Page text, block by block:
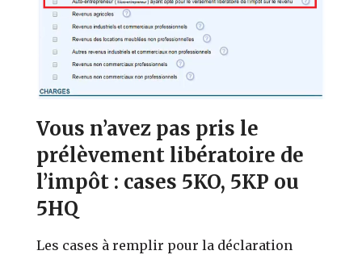
Vous n’avez pas pris le
prélèvement libératoire de
l’impôt : cases 5KO, 5KP ou
5HQ
Les cases à remplir pour la déclaration